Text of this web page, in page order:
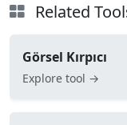
Related
Görsel Kırpıcı
Explore tool →